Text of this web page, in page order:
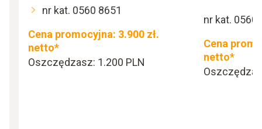
nr kat. 0560 8651
Cena promocyjna: 3.900 zł.
netto*
Oszczędzasz: 1.200 PLN
nr kat. 0560
Cena
netto*